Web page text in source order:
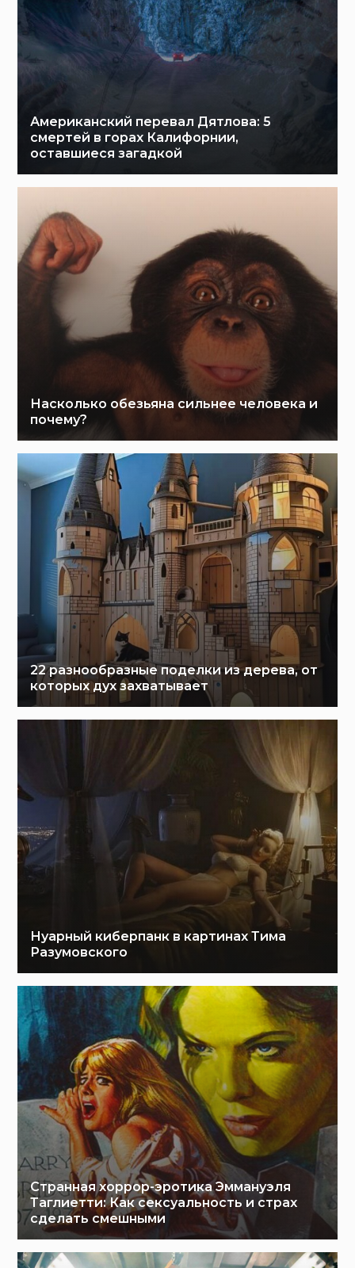
Американский перевал Дятлова: 5
смертей в горах Калифорнии,
оставшиеся загадкой
Насколько обезьяна сильнее человека и
почему?
22 разнообразные поделки из дерева, от
которых дух захватывает
Нуарный киберпанк в картинах Тима
Разумовского
Странная хоррор-эротика Эммануэля
Таглиетти: Как сексуальность и страх
сделать смешными